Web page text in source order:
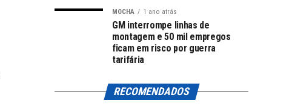
MOCHA 1 ano atrás
GM interrompe linhas de
montagem e 50 mil empregos
ficam em risco por guerra
tarifária
RECOMENDADOS